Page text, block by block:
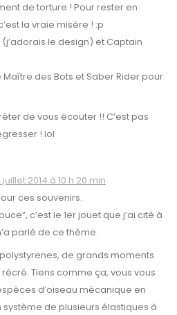
de torture ! Pour rester en
la vraie misère ! :p
le design) et Captain
Maître des Bots et Saber Rider pour
de vous écouter !! C’est pas
! lol
juillet 2014 à 10 h 20 min
ces souvenirs.
c’est le 1er jouet que j’ai cité à
parlé de ce thème.
de grands moments
Tiens comme ça, vous vous
d’oiseau mécanique en
de plusieurs élastiques à